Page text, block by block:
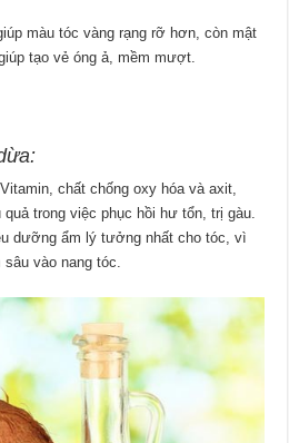
màu tóc vàng rạng rỡ hơn, còn mật
tạo vẻ óng ả, mềm mượt.
chất chống oxy hóa và axit,
trong việc phục hồi hư tổn, trị gàu.
dưỡng ẩm lý tưởng nhất cho tóc, vì
vào nang tóc.